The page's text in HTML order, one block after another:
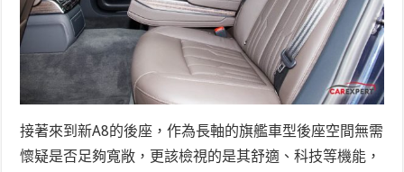
接著來到新A8的後座，作為長軸的旗艦車型後座空間無需
懷疑是否足夠寬敞，更該檢視的是其舒適、科技等機能，